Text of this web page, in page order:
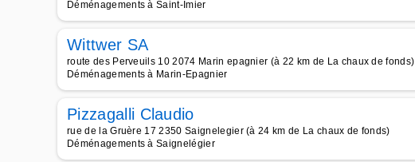
Déménagements à Saint-Imier
Wittwer SA
route des Perveuils 10 2074 Marin epagnier (à 22 km de La chaux de fonds)
Déménagements à Marin-Epagnier
Pizzagalli Claudio
rue de la Gruère 17 2350 Saignelegier (à 24 km de La chaux de fonds)
Déménagements à Saignelégier